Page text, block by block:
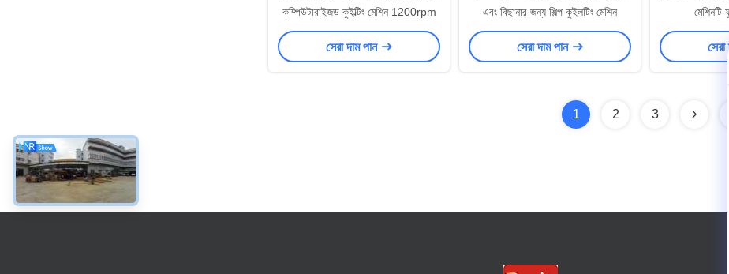
কম্পিউটারাইজড কুইল্টিং মেশিন 1200rpm
সেরা দাম পান
এবং বিছানার জন্য শিল্প কুইলটিং মেশিন
সেরা দাম পান
মেশিনটি
সেরা
1 2 3